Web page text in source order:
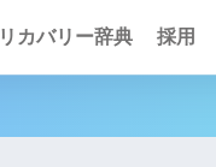
リカバリー辞典 採用